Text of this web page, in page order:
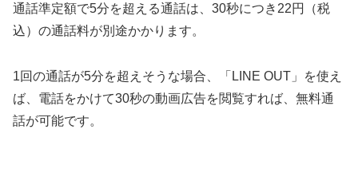
通話準定額で5分を超える通話は、30秒につき22円（税
込）の通話料が別途かかります。
1回の通話が5分を超えそうな場合、「LINE OUT」を使え
ば、電話をかけて30秒の動画広告を閲覧すれば、無料通
話が可能です。